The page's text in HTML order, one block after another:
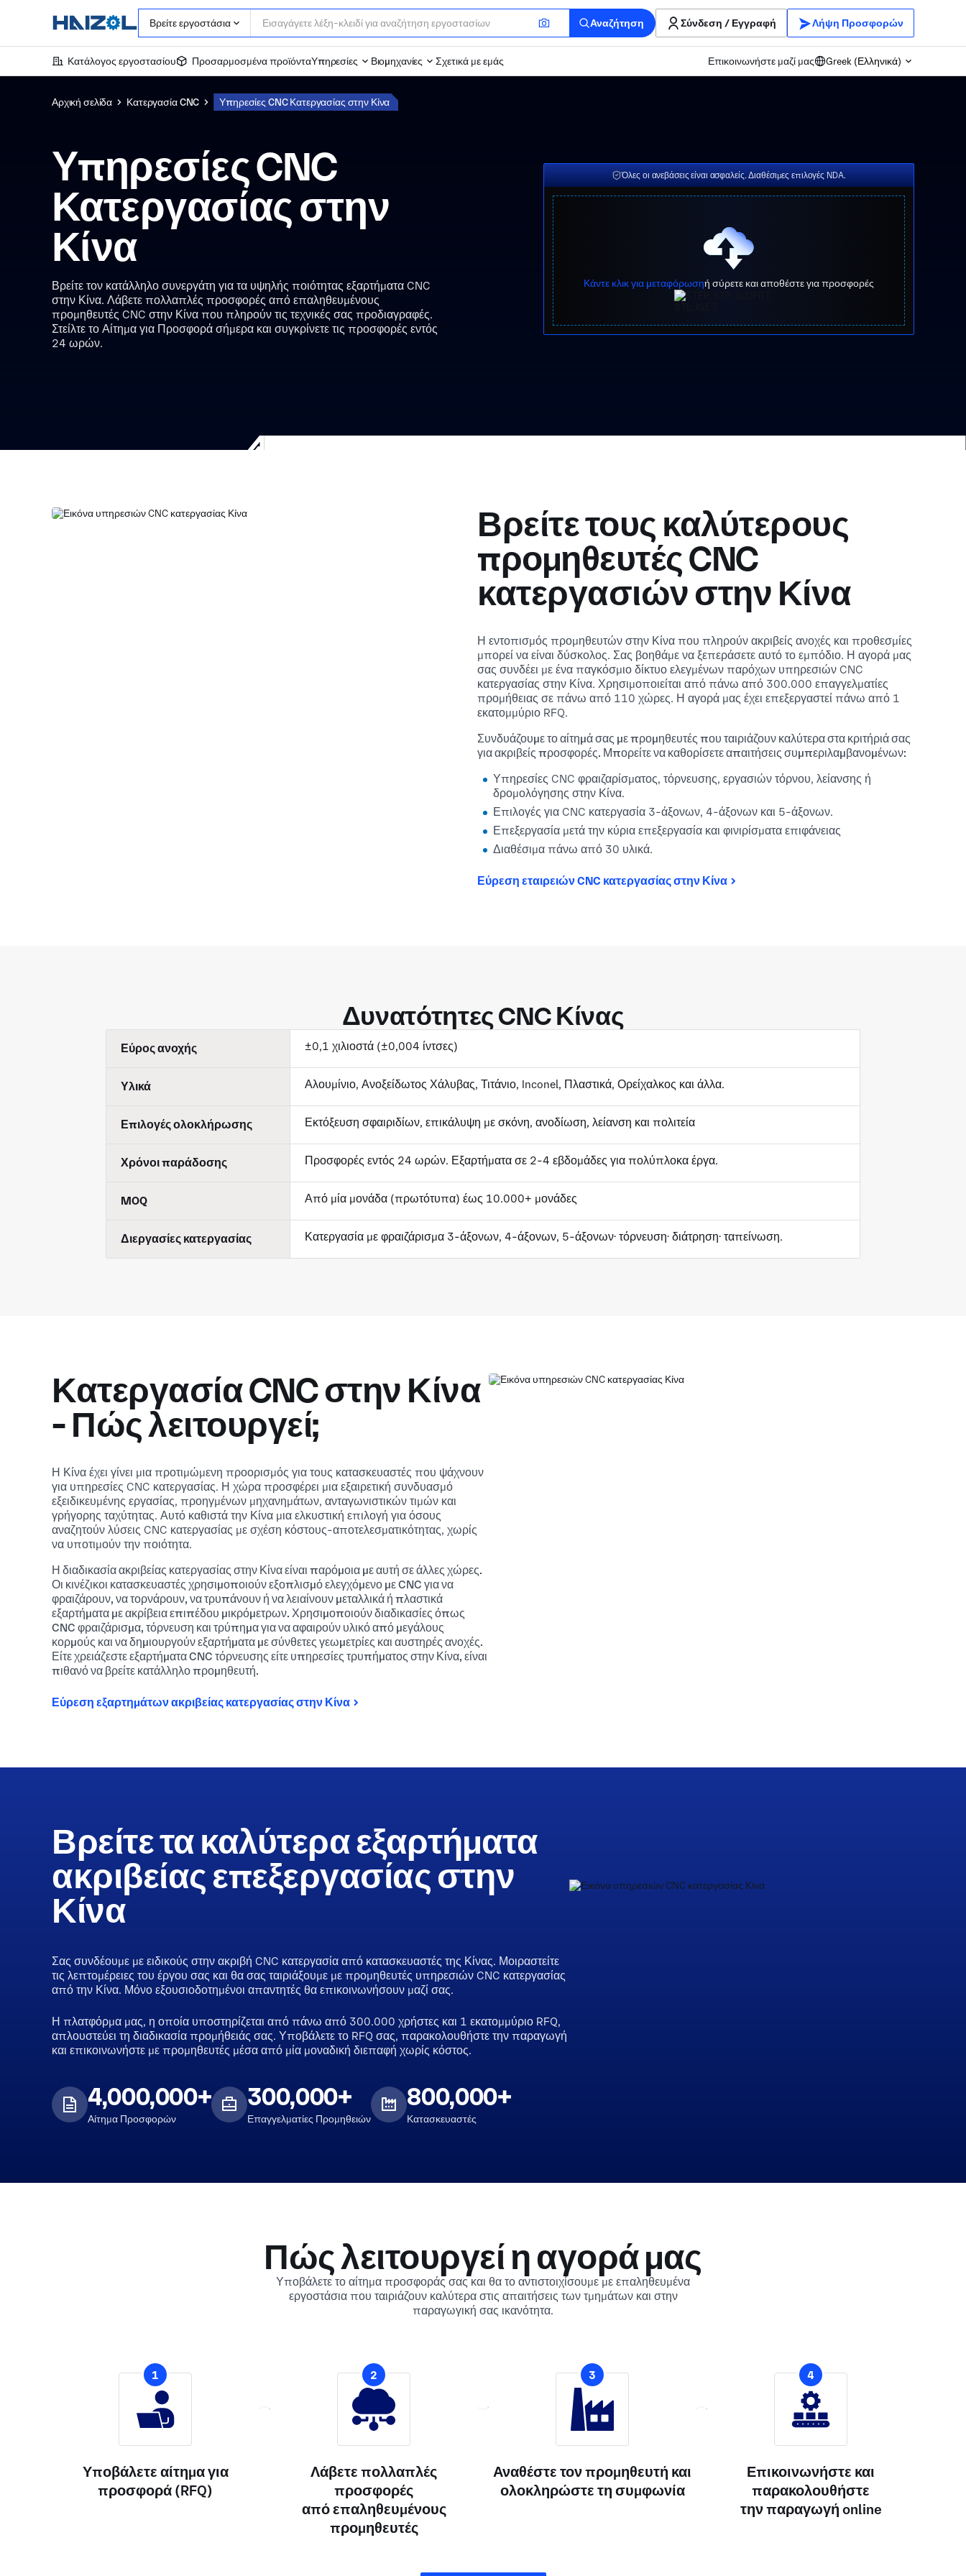
Βρείτε εργοστάσια Αναζήτηση Σύνδεση / Εγγραφή Λήψη Προσφορών
Κατάλογος εργοστασίου Προσαρμοσμένα προϊόνταΥπηρεσίες Βιομηχανίες Σχετικά με εμάς Επικοινωνήστε μαζί μας Greek (Ελληνικά)
Αρχική σελίδα Κατεργασία CNC Υπηρεσίες CNC Κατεργασίας στην Κίνα
Υπηρεσίες CNC
Κατεργασίας στην
Κίνα
Βρείτε τον κατάλληλο συνεργάτη για τα υψηλής ποιότητας εξαρτήματα CNC
στην Κίνα. Λάβετε πολλαπλές προσφορές από επαληθευμένους
προμηθευτές CNC στην Κίνα που πληρούν τις τεχνικές σας προδιαγραφές.
Στείλτε το Αίτημα για Προσφορά σήμερα και συγκρίνετε τις προσφορές εντός
24 ωρών.
Όλες οι ανεβάσεις είναι ασφαλείς. Διαθέσιμες επιλογές NDA.
Κάντε κλικ για μεταφόρωσηή σύρετε και αποθέστε για προσφορές
Βρείτε τους καλύτερους
προμηθευτές CNC
κατεργασιών στην Κίνα
Η εντοπισμός προμηθευτών στην Κίνα που πληρούν ακριβείς ανοχές και προθεσμίες
μπορεί να είναι δύσκολος. Σας βοηθάμε να ξεπεράσετε αυτό το εμπόδιο. Η αγορά μας
σας συνδέει με ένα παγκόσμιο δίκτυο ελεγμένων παρόχων υπηρεσιών CNC
κατεργασίας στην Κίνα. Χρησιμοποιείται από πάνω από 300.000 επαγγελματίες
προμήθειας σε πάνω από 110 χώρες. Η αγορά μας έχει επεξεργαστεί πάνω από 1
εκατομμύριο RFQ.
Συνδυάζουμε το αίτημά σας με προμηθευτές που ταιριάζουν καλύτερα στα κριτήριά σας
για ακριβείς προσφορές. Μπορείτε να καθορίσετε απαιτήσεις συμπεριλαμβανομένων:
Υπηρεσίες CNC φραιζαρίσματος, τόρνευσης, εργασιών τόρνου, λείανσης ή
δρομολόγησης στην Κίνα.
Επιλογές για CNC κατεργασία 3-άξονων, 4-άξονων και 5-άξονων.
Επεξεργασία μετά την κύρια επεξεργασία και φινιρίσματα επιφάνειας
Διαθέσιμα πάνω από 30 υλικά.
Εύρεση εταιρειών CNC κατεργασίας στην Κίνα
Δυνατότητες CNC Κίνας
Εύρος ανοχής ±0,1 χιλιοστά (±0,004 ίντσες)
Υλικά Αλουμίνιο, Ανοξείδωτος Χάλυβας, Τιτάνιο, Inconel, Πλαστικά, Ορείχαλκος και άλλα.
Επιλογές ολοκλήρωσης Εκτόξευση σφαιριδίων, επικάλυψη με σκόνη, ανοδίωση, λείανση και πολιτεία
Χρόνοι παράδοσης Προσφορές εντός 24 ωρών. Εξαρτήματα σε 2-4 εβδομάδες για πολύπλοκα έργα.
MOQ Από μία μονάδα (πρωτότυπα) έως 10.000+ μονάδες
Διεργασίες κατεργασίας Κατεργασία με φραιζάρισμα 3-άξονων, 4-άξονων, 5-άξονων· τόρνευση· διάτρηση· ταπείνωση.
Κατεργασία CNC στην Κίνα
- Πώς λειτουργεί;
Η Κίνα έχει γίνει μια προτιμώμενη προορισμός για τους κατασκευαστές που ψάχνουν
για υπηρεσίες CNC κατεργασίας. Η χώρα προσφέρει μια εξαιρετική συνδυασμό
εξειδικευμένης εργασίας, προηγμένων μηχανημάτων, ανταγωνιστικών τιμών και
γρήγορης ταχύτητας. Αυτό καθιστά την Κίνα μια ελκυστική επιλογή για όσους
αναζητούν λύσεις CNC κατεργασίας με σχέση κόστους-αποτελεσματικότητας, χωρίς
να υποτιμούν την ποιότητα.
Η διαδικασία ακριβείας κατεργασίας στην Κίνα είναι παρόμοια με αυτή σε άλλες χώρες.
Οι κινέζικοι κατασκευαστές χρησιμοποιούν εξοπλισμό ελεγχόμενο με CNC για να
φραιζάρουν, να τορνάρουν, να τρυπάνουν ή να λειαίνουν μεταλλικά ή πλαστικά
εξαρτήματα με ακρίβεια επιπέδου μικρόμετρων. Χρησιμοποιούν διαδικασίες όπως
CNC φραιζάρισμα, τόρνευση και τρύπημα για να αφαιρούν υλικό από μεγάλους
κορμούς και να δημιουργούν εξαρτήματα με σύνθετες γεωμετρίες και αυστηρές ανοχές.
Είτε χρειάζεστε εξαρτήματα CNC τόρνευσης είτε υπηρεσίες τρυπήματος στην Κίνα, είναι
πιθανό να βρείτε κατάλληλο προμηθευτή.
Εύρεση εξαρτημάτων ακριβείας κατεργασίας στην Κίνα
Βρείτε τα καλύτερα εξαρτήματα
ακριβείας επεξεργασίας στην
Κίνα
Σας συνδέουμε με ειδικούς στην ακριβή CNC κατεργασία από κατασκευαστές της Κίνας. Μοιραστείτε
τις λεπτομέρειες του έργου σας και θα σας ταιριάξουμε με προμηθευτές υπηρεσιών CNC κατεργασίας
από την Κίνα. Μόνο εξουσιοδοτημένοι απαντητές θα επικοινωνήσουν μαζί σας.
Η πλατφόρμα μας, η οποία υποστηρίζεται από πάνω από 300.000 χρήστες και 1 εκατομμύριο RFQ,
απλουστεύει τη διαδικασία προμήθειάς σας. Υποβάλετε το RFQ σας, παρακολουθήστε την παραγωγή
και επικοινωνήστε με προμηθευτές μέσα από μία μοναδική διεπαφή χωρίς κόστος.
4,000,000+
Αίτημα Προσφορών
300,000+
Επαγγελματίες Προμηθειών
800,000+
Κατασκευαστές
Πώς λειτουργεί η αγορά μας
Υποβάλετε το αίτημα προσφοράς σας και θα το αντιστοιχίσουμε με επαληθευμένα
εργοστάσια που ταιριάζουν καλύτερα στις απαιτήσεις των τμημάτων και στην
παραγωγική σας ικανότητα.
1
Υποβάλετε αίτημα για
προσφορά (RFQ)
2
Λάβετε πολλαπλές
προσφορές
από επαληθευμένους
προμηθευτές
3
Αναθέστε τον προμηθευτή και
ολοκληρώστε τη συμφωνία
4
Επικοινωνήστε και
παρακολουθήστε
την παραγωγή online